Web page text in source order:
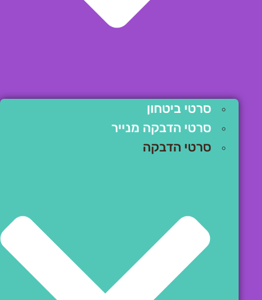
סרטי ביטחון
סרטי הדבקה מנייר
סרטי הדבקה